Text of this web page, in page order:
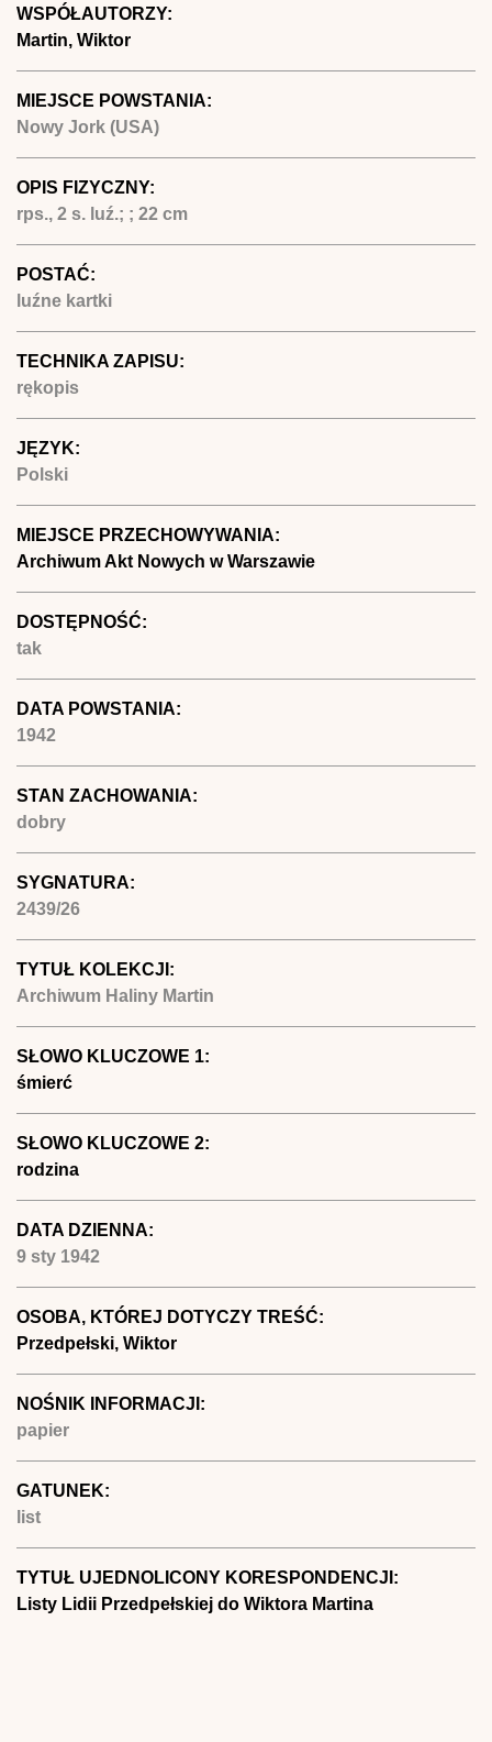
WSPÓŁAUTORZY:
Martin, Wiktor
MIEJSCE POWSTANIA:
Nowy Jork (USA)
OPIS FIZYCZNY:
rps., 2 s. luź.; ; 22 cm
POSTAĆ:
luźne kartki
TECHNIKA ZAPISU:
rękopis
JĘZYK:
Polski
MIEJSCE PRZECHOWYWANIA:
Archiwum Akt Nowych w Warszawie
DOSTĘPNOŚĆ:
tak
DATA POWSTANIA:
1942
STAN ZACHOWANIA:
dobry
SYGNATURA:
2439/26
TYTUŁ KOLEKCJI:
Archiwum Haliny Martin
SŁOWO KLUCZOWE 1:
śmierć
SŁOWO KLUCZOWE 2:
rodzina
DATA DZIENNA:
9 sty 1942
OSOBA, KTÓREJ DOTYCZY TREŚĆ:
Przedpełski, Wiktor
NOŚNIK INFORMACJI:
papier
GATUNEK:
list
TYTUŁ UJEDNOLICONY KORESPONDENCJI:
Listy Lidii Przedpełskiej do Wiktora Martina